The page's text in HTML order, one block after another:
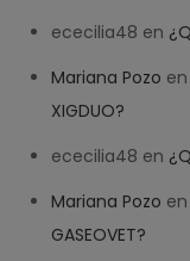
ececilia48 en
Mariana Pozo en
XIGDUO?
ececilia48 en
Mariana Pozo en
GASEOVET?